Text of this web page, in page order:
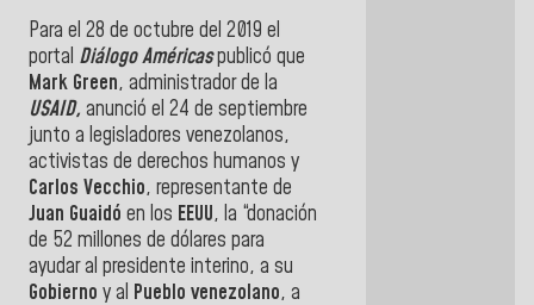
Para el 28 de octubre del 2019 el
portal Diálogo Américaspublicó que
Mark Green, administrador de la
USAID, anunció el 24 de septiembre
junto a legisladores venezolanos,
activistas de derechos humanos y
Carlos Vecchio, representante de
Juan Guaidó en los EEUU, la “donación
de 52 millones de dólares para
ayudar al presidente interino, a su
Gobierno y al Pueblo venezolano, a